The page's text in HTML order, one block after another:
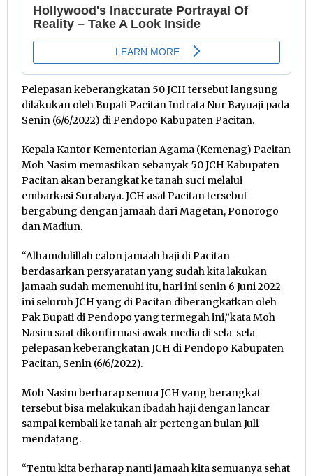
Pelepasan keberangkatan 50 JCH tersebut langsung
dilakukan oleh Bupati Pacitan Indrata Nur Bayuaji pada
Senin (6/6/2022) di Pendopo Kabupaten Pacitan.
Kepala Kantor Kementerian Agama (Kemenag) Pacitan
Moh Nasim memastikan sebanyak 50 JCH Kabupaten
Pacitan akan berangkat ke tanah suci melalui
embarkasi Surabaya. JCH asal Pacitan tersebut
bergabung dengan jamaah dari Magetan, Ponorogo
dan Madiun.
“Alhamdulillah calon jamaah haji di Pacitan
berdasarkan persyaratan yang sudah kita lakukan
jamaah sudah memenuhi itu, hari ini senin 6 Juni 2022
ini seluruh JCH yang di Pacitan diberangkatkan oleh
Pak Bupati di Pendopo yang termegah ini,”kata Moh
Nasim saat dikonfirmasi awak media di sela-sela
pelepasan keberangkatan JCH di Pendopo Kabupaten
Pacitan, Senin (6/6/2022).
Moh Nasim berharap semua JCH yang berangkat
tersebut bisa melakukan ibadah haji dengan lancar
sampai kembali ke tanah air pertengan bulan Juli
mendatang.
“Tentu kita berharap nanti jamaah kita semuanya sehat